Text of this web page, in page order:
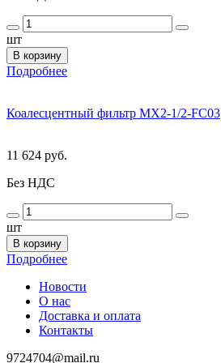
шт
В корзину
Подробнее
Коалесцентный фильтр MX2-1/2-FC03
11 624 руб.
Без НДС
шт
В корзину
Подробнее
Новости
О нас
Доставка и оплата
Контакты
9724704@mail.ru